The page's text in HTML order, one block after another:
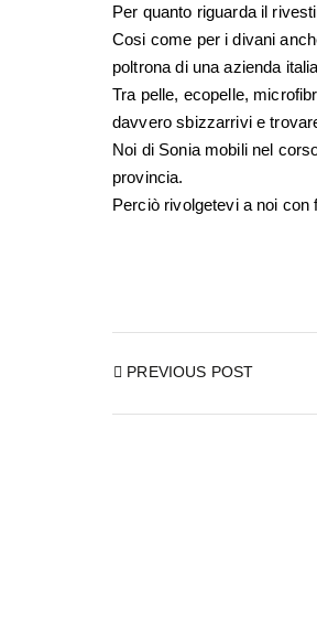
Per quanto riguarda il
Cosi come per i divani
poltrona di una azienda
Tra pelle, ecopelle,
davvero sbizzarrivi e
Noi di Sonia mobili nel
provincia.
Perciò rivolgetevi a noi
PREVIOUS POST